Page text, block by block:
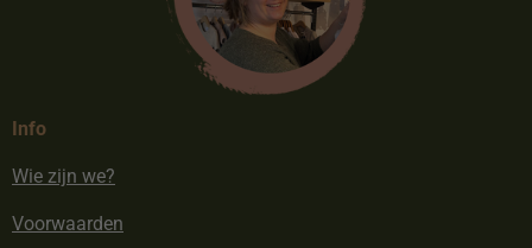
Info
Wie zijn we?
Voorwaarden